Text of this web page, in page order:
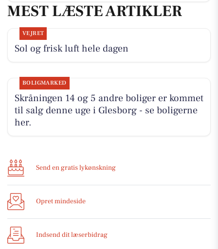
MEST LÆSTE ARTIKLER
VEJRET
Sol og frisk luft hele dagen
BOLIGMARKED
Skråningen 14 og 5 andre boliger er kommet
til salg denne uge i Glesborg - se boligerne
her.
Send en gratis lykønskning
Opret mindeside
Indsend dit læserbidrag